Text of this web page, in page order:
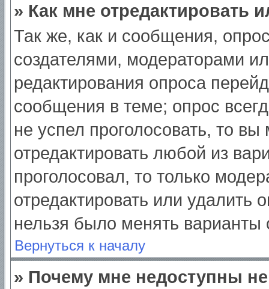
» Как мне отредактировать
Так же, как и сообщения,
создателями, модераторами
редактирования опроса
сообщения в теме; опрос
не успел проголосовать, то
отредактировать любой из
проголосовал, то только
отредактировать или удалить
нельзя было менять варианты
Вернуться к началу
» Почему мне недоступны